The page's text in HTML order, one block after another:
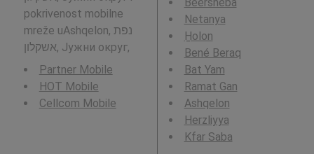
pokrivenost mobilne
mreže uAshqelon, נפת
אשקלון, Јужни округ,
Partner Mobile
HOT Mobile
Cellcom Mobile
Netanya
H̱olon
Bené Beraq
Bat Yam
Ramat Gan
Ashqelon
Herzliyya
Kfar Saba